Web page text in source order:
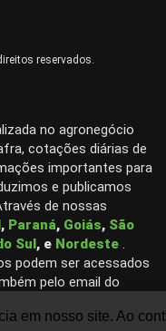
reservados.
no agronegócio
cotações diárias de
importantes para
e publicamos
de nossas
, Paraná, Goiás, São
Sul , e Nordeste .
podem ser acessados
pelo email do
em nosso site. Ao